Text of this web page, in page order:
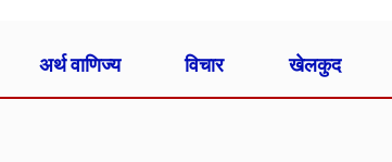
अर्थ वाणिज्य विचार खेलकुद